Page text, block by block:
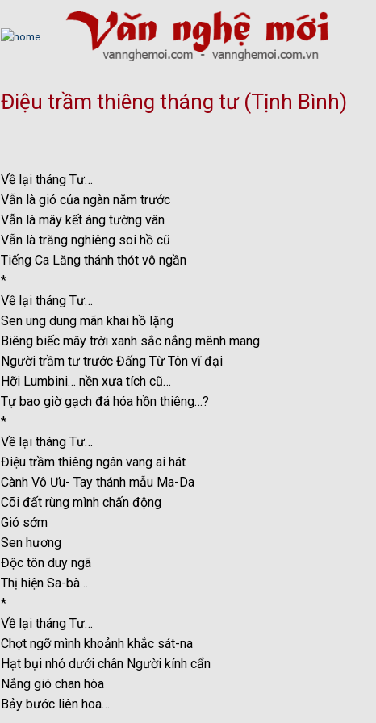
Điệu trầm thiêng tháng tư (Tịnh Bình)
Về lại tháng Tư…
Vẫn là gió của ngàn năm trước
Vẫn là mây kết áng tường vân
Vẫn là trăng nghiêng soi hồ cũ
Tiếng Ca Lăng thánh thót vô ngần
*
Về lại tháng Tư…
Sen ung dung mãn khai hồ lặng
Biêng biếc mây trời xanh sắc nắng mênh mang
Người trầm tư trước Đấng Từ Tôn vĩ đại
Hỡi Lumbini… nền xưa tích cũ…
Tự bao giờ gạch đá hóa hồn thiêng…?
*
Về lại tháng Tư…
Điệu trầm thiêng ngân vang ai hát
Cành Vô Ưu- Tay thánh mẫu Ma-Da
Cõi đất rùng mình chấn động
Gió sớm
Sen hương
Độc tôn duy ngã
Thị hiện Sa-bà…
*
Về lại tháng Tư…
Chợt ngỡ mình khoảnh khắc sát-na
Hạt bụi nhỏ dưới chân Người kính cẩn
Nắng gió chan hòa
Bảy bước liên hoa…